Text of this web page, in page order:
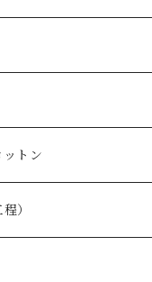
トン
）